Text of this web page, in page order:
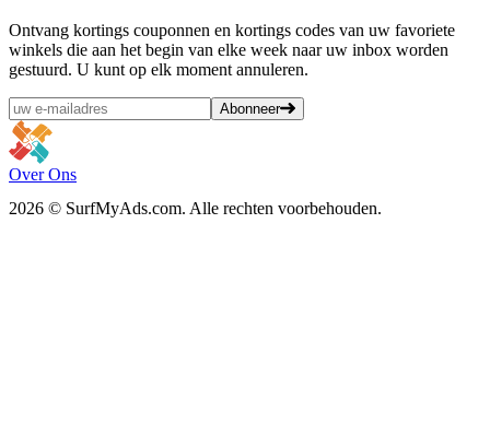
Ontvang kortings couponnen en kortings codes van uw favoriete
winkels die aan het begin van elke week naar uw inbox worden
gestuurd. U kunt op elk moment annuleren.
Abonneer
Over Ons
2026 © SurfMyAds.com. Alle rechten voorbehouden.